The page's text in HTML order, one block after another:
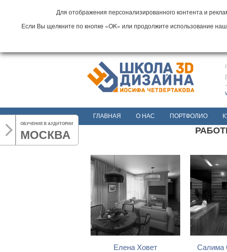
Для отображения персонализированного контента и
Если Вы щелкните по кнопке «OK» или продолжите использование
ГЛАВНАЯ О НАС ПОРТФОЛИО
Елена Ховет Салима
ОБУЧЕНИЕ В АУДИТОРИИ
МОСКВА